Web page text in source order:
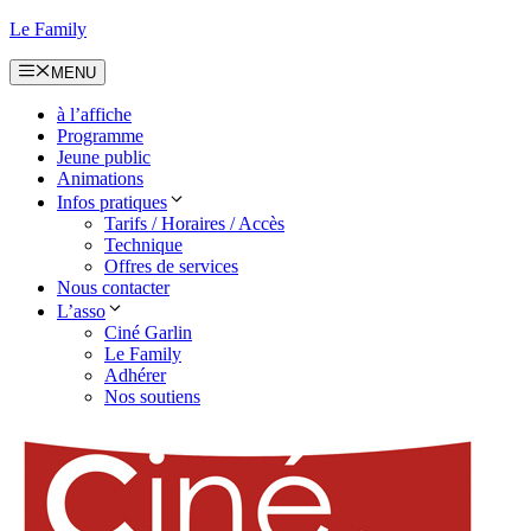
Aller
contenu
Le Family
MENU
à l’affiche
Programme
Jeune public
Animations
Infos pratiques
Tarifs / Horaires / Accès
Technique
Offres de services
Nous contacter
L’asso
Ciné Garlin
Le Family
Adhérer
Nos soutiens